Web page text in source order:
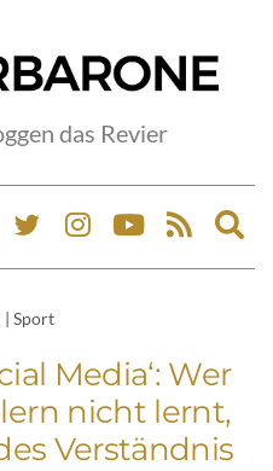
das Revier
| Sport
Media‘: Wer
nicht lernt,
Verständnis